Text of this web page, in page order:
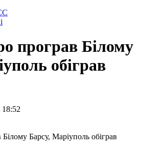
програв Білому
обіграв
18:52